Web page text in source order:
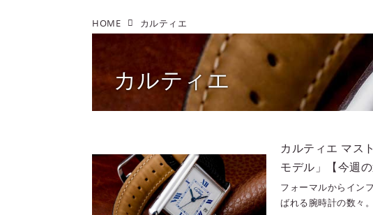
HOME カルティエ
カルティエ
カルティエ マス
モデル」【今週
フォーマルからイン
ばれる腕時計の数々